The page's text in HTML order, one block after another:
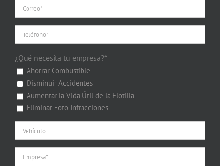
¿Qué necesita tu empresa?*
Ahorrar Combustible
Disminuir Accidentes
Aumentar la Vida Útil de la Flotilla
Eliminar Foto Infracciones